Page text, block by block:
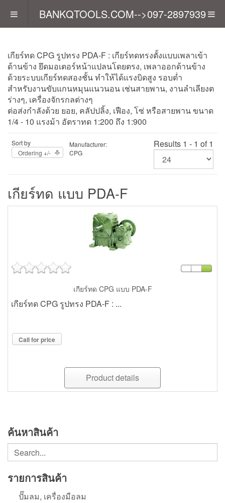
BANKQTOOLS.COM-->097-2897939
เกียร์ทด CPG รูปทรง PDA-F : เกียร์ทดทรงตั้งแบบเพลาเข้า
ด้านข้าง ยึดมอเตอร์หน้าแปลนโดยตรง, เพลาออกด้านข้าง
ด้วยระบบเกียร์ทดสองชั้น ทำให้ได้แรงบิดสูง รอบต่ำ
สำหรับงานขับแกนหมุนแนวนอน เช่นสายพาน, งานลำเลียงต
ร่างๆ, เครื่องจักรกลต่างๆ
ต่อส่งกำลังด้วย ยอย, คลัปปลิ้ง, เฟือง, โซ่ หรือสายพาน ขนาด
1/4 - 10 แรงม้า อัตราทด 1:200 ถึง 1:900
Sort by
Ordering +/-
Manufacturer:
CPG
Results 1 - 1 of 1
เกียร์ทด แบบ PDA-F
เกียร์ทด CPG แบบ PDA-F
เกียร์ทด CPG รูปทรง PDA-F : ...
Call for price
Product details
ค้นหาสินค้า
รายการสินค้า
ปั๊มลม, เครื่องมือลม